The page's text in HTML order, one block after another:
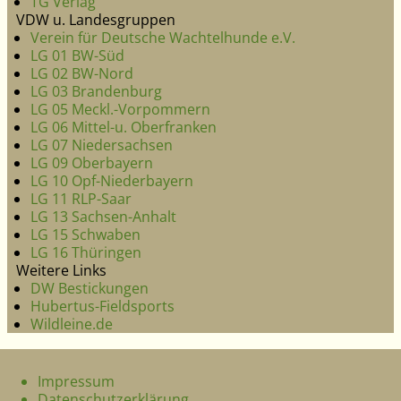
VDW u. Landesgruppen
Verein für Deutsche Wachtelhunde e.V.
LG 01 BW-Süd
LG 02 BW-Nord
LG 03 Brandenburg
LG 05 Meckl.-Vorpommern
LG 06 Mittel-u. Oberfranken
LG 07 Niedersachsen
LG 09 Oberbayern
LG 10 Opf-Niederbayern
LG 11 RLP-Saar
LG 13 Sachsen-Anhalt
LG 15 Schwaben
LG 16 Thüringen
Weitere Links
DW Bestickungen
Hubertus-Fieldsports
Wildleine.de
Impressum
Datenschutzerklärung